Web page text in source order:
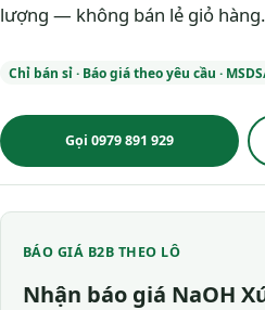
lượng — không bán lẻ giỏ hàng.
Chỉ bán sỉ · Báo giá theo yêu cầu ·
Gọi 0979 891 929
BÁO GIÁ B2B THEO LÔ
Nhận báo giá NaOH